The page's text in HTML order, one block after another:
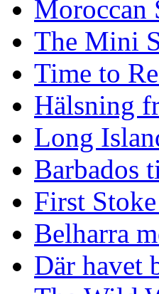
Moroccan
The Mini
Time to
Hälsning
Long
Barbados
First
Belharra
Där havet